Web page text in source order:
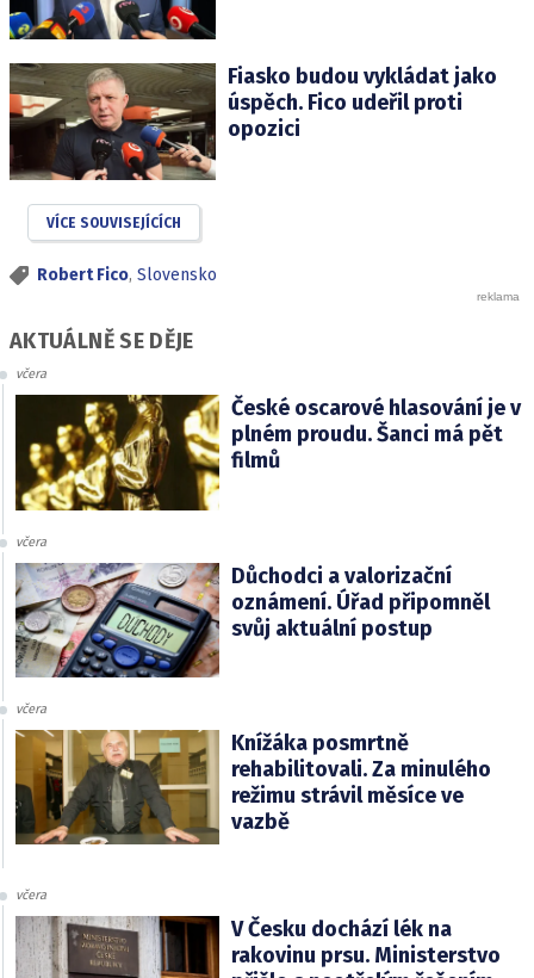
Fiasko budou vykládat jako
úspěch. Fico udeřil proti
opozici
VÍCE SOUVISEJÍCÍCH
Robert Fico, Slovensko
AKTUÁLNĚ SE DĚJE
včera
České oscarové hlasování je v
plném proudu. Šanci má pět
filmů
včera
Důchodci a valorizační
oznámení. Úřad připomněl
svůj aktuální postup
včera
Knížáka posmrtně
rehabilitovali. Za minulého
režimu strávil měsíce ve
vazbě
včera
V Česku dochází lék na
rakovinu prsu. Ministerstvo